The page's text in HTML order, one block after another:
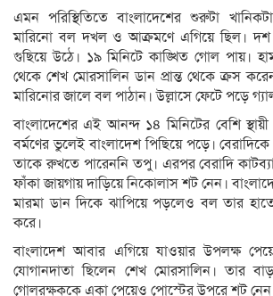
এমন পরিস্থিতিতে বাংলাদেশের শুরুটা
মারিনো বল দখল ও আক্রমণে এগিয়ে ছিল। দশ
গুছিয়ে উঠে। ১৯ মিনিটে কাঙ্খিত গোল পায়।
থেকে শেখ মোরসালিন ডান প্রান্ত থেকে ক্রস
মারিনোর জালে বল পাঠান। উল্লাসে ফেটে পড়ে
বাংলাদেশের এই আনন্দ ১৪ মিনিটের বেশি
বর্মণের ভুলেই বাংলাদেশ পিছিয়ে পড়ে।
তাকে রুখতে পারেননি তপু। এরপর বেরাদি
ফাঁকা জায়গায় দাড়িয়ে নিকোলাস শট নেন।
মারমা ডান দিকে ঝাপিয়ে পড়লেও বল তার
করে।
বাংলাদেশ আবার এগিয়ে যাওয়ার উপলক্ষ
যোগানদাতা ছিলেন শেখ মোরসালিন। তার
গোলরক্ষককে একা পেয়েও পোস্টের উপরে শট